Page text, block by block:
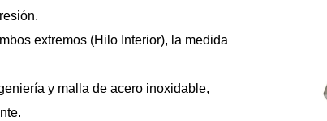
extremos (Hilo Interior), la medida
y malla de acero inoxidable,